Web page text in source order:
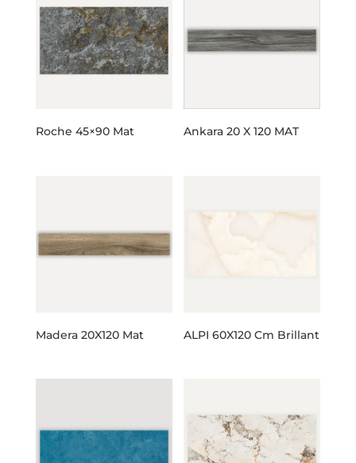
Roche 45×90 Mat Ankara 20 X 120 MAT
Madera 20X120 Mat ALPI 60X120 Cm Brillant